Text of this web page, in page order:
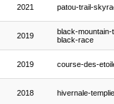
2021 patou-trail-
2019
black-mountain-
black-race
2019 course-des-
2018 hivernale-